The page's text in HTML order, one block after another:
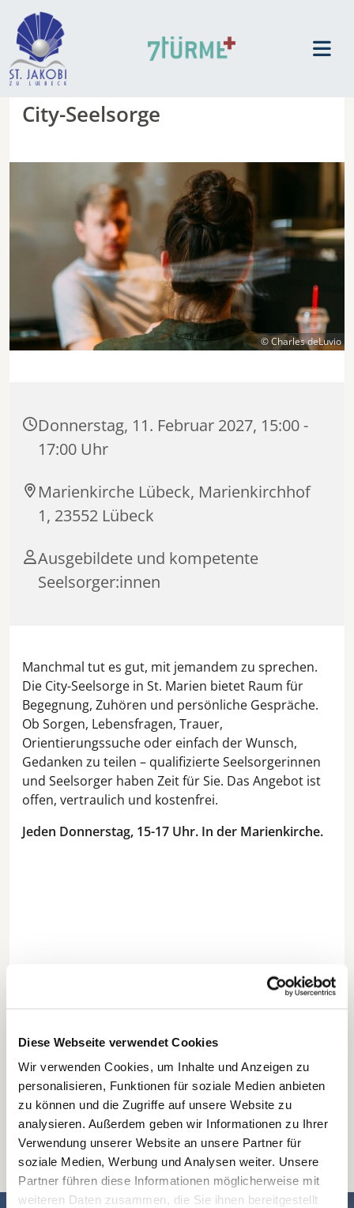
Diese Webseite verwendet Cookies
Wir verwenden Cookies, um Inhalte und Anzeigen zu
personalisieren, Funktionen für soziale Medien anbieten
zu können und die Zugriffe auf unsere Website zu
analysieren. Außerdem geben wir Informationen zu Ihrer
Verwendung unserer Website an unsere Partner für
soziale Medien, Werbung und Analysen weiter. Unsere
Partner führen diese Informationen möglicherweise mit
weiteren Daten zusammen, die Sie ihnen bereitgestellt
City-Seelsorge
© Charles deLuvio
Donnerstag, 11. Februar 2027, 15:00 -
17:00 Uhr
Marienkirche Lübeck, Marienkirchhof
1, 23552 Lübeck
Ausgebildete und kompetente
Seelsorger:innen
Manchmal tut es gut, mit jemandem zu sprechen.
Die City-Seelsorge in St. Marien bietet Raum für
Begegnung, Zuhören und persönliche Gespräche.
Ob Sorgen, Lebensfragen, Trauer,
Orientierungssuche oder einfach der Wunsch,
Gedanken zu teilen – qualifizierte Seelsorgerinnen
und Seelsorger haben Zeit für Sie. Das Angebot ist
offen, vertraulich und kostenfrei.
Jeden Donnerstag, 15-17 Uhr. In der Marienkirche.